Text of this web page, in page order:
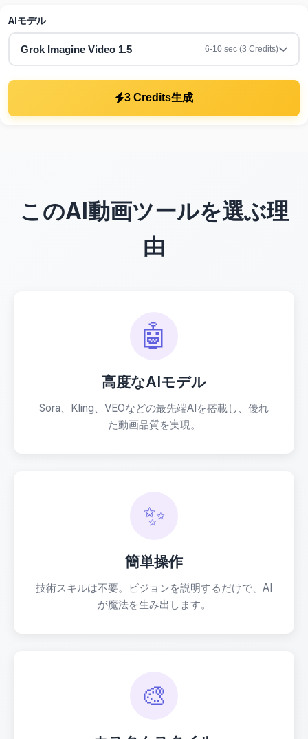
AIモデル
Grok Imagine Video 1.5 6-10 sec (3 Credits)
3 Credits生成
このAI動画ツールを選ぶ理
由
🤖
高度なAIモデル
Sora、Kling、VEOなどの最先端AIを搭載し、優れ
た動画品質を実現。
✨
簡単操作
技術スキルは不要。ビジョンを説明するだけで、AI
が魔法を生み出します。
🎨